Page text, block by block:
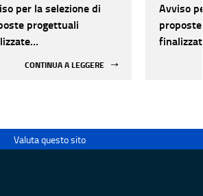
per la selezione di
progettuali
CONTINUA A LEGGERE
Avviso
Valuta questo sito